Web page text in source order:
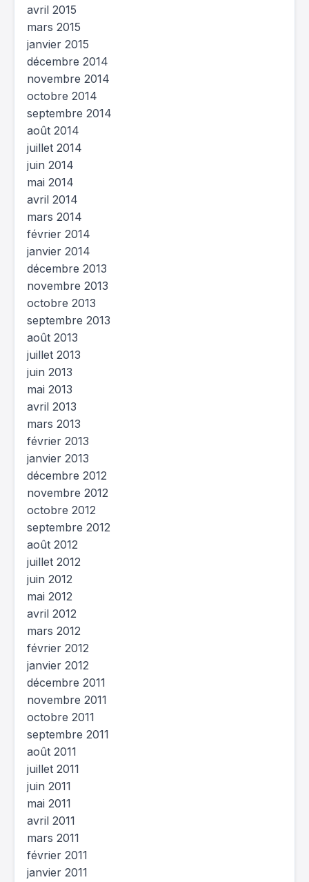
avril 2015
mars 2015
janvier 2015
décembre 2014
novembre 2014
octobre 2014
septembre 2014
août 2014
juillet 2014
juin 2014
mai 2014
avril 2014
mars 2014
février 2014
janvier 2014
décembre 2013
novembre 2013
octobre 2013
septembre 2013
août 2013
juillet 2013
juin 2013
mai 2013
avril 2013
mars 2013
février 2013
janvier 2013
décembre 2012
novembre 2012
octobre 2012
septembre 2012
août 2012
juillet 2012
juin 2012
mai 2012
avril 2012
mars 2012
février 2012
janvier 2012
décembre 2011
novembre 2011
octobre 2011
septembre 2011
août 2011
juillet 2011
juin 2011
mai 2011
avril 2011
mars 2011
février 2011
janvier 2011